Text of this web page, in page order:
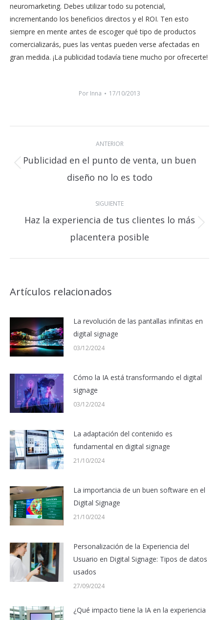
neuromarketing. Debes utilizar todo su potencial,
incrementando los beneficios directos y el ROI. Ten esto
siempre en mente antes de escoger qué tipo de productos
comercializarás, pues las ventas pueden verse afectadas en
gran medida. ¡La publicidad todavía tiene mucho por ofrecerte!
Por Inna 17/10/2013
publicaciones
ANTERIOR
anterior:
Publicidad en el punto de venta, un buen
diseño no lo es todo
SIGUIENTE
siguiente:
Haz la experiencia de tus clientes lo más
placentera posible
Artículos relacionados
La revolución de las pantallas infinitas en
digital signage
03/12/2024
Cómo la IA está transformando el digital
signage
03/12/2024
La adaptación del contenido es
fundamental en digital signage
21/10/2024
La importancia de un buen software en el
Digital Signage
21/10/2024
Personalización de la Experiencia del
Usuario en Digital Signage: Tipos de datos
usados
27/09/2024
¿Qué impacto tiene la IA en la experiencia